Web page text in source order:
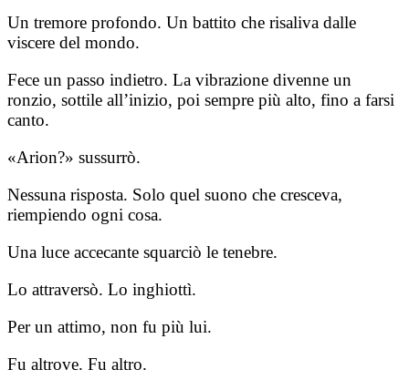
Un tremore profondo. Un battito che risaliva dalle
viscere del mondo.
Fece un passo indietro. La vibrazione divenne un
ronzio, sottile all’inizio, poi sempre più alto, fino a farsi
canto.
«Arion?» sussurrò.
Nessuna risposta. Solo quel suono che cresceva,
riempiendo ogni cosa.
Una luce accecante squarciò le tenebre.
Lo attraversò. Lo inghiottì.
Per un attimo, non fu più lui.
Fu altrove. Fu altro.